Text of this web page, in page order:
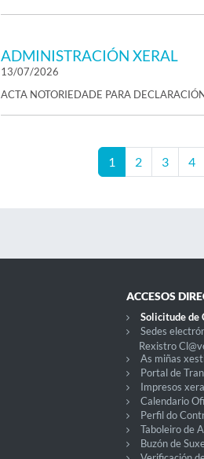
ADMINISTRACIÓN XERAL
13/07/2026
ACTA NOTORIEDADE PARA
1 2 3 4
ACCESOS
Solicitude de
Sedes
Rexistro
As miñas
Portal de
Impresos
Calendario
Perfil do
Taboleiro de
Buzón de